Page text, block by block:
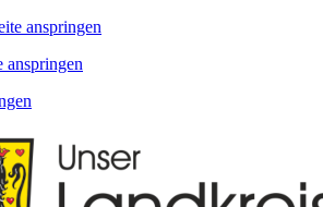
anspringen
anspringen